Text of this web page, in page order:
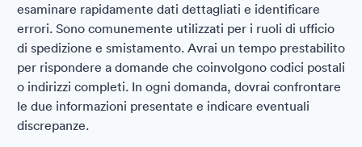
esaminare rapidamente dati dettagliati e identificare
errori. Sono comunemente utilizzati per i ruoli di ufficio
di spedizione e smistamento. Avrai un tempo prestabilito
per rispondere a domande che coinvolgono codici postali
o indirizzi completi. In ogni domanda, dovrai confrontare
le due informazioni presentate e indicare eventuali
discrepanze.